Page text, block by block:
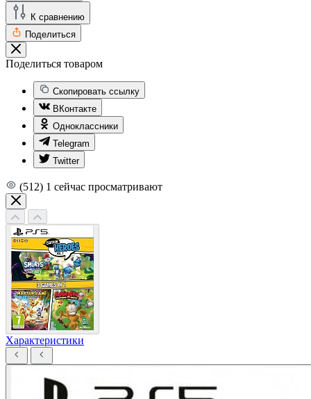
К сравнению
Поделиться
Поделиться товаром
Скопировать ссылку
ВКонтакте
Одноклассники
Telegram
Twitter
(512) 1 сейчас просматривают
Характеристики